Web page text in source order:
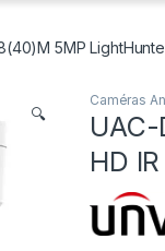
5MP
🔍
Caméras
HD